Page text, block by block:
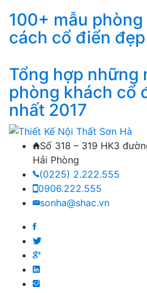
100+ mẫu
cách cổ điển
Tổng hợp những
phòng khách cổ
nhất 2017
Số 318 – 319 HK3
Hải Phòng
(0225) 2.222.555
0906.222.555
sonha@shac.vn